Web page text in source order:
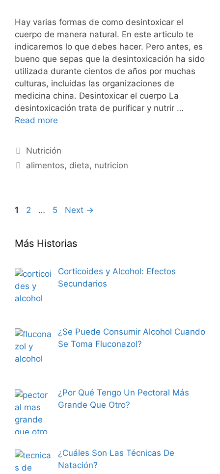
Hay varias formas de como desintoxicar el
cuerpo de manera natural. En este articulo te
indicaremos lo que debes hacer. Pero antes, es
bueno que sepas que la desintoxicación ha sido
utilizada durante cientos de años por muchas
culturas, incluidas las organizaciones de
medicina china. Desintoxicar el cuerpo La
desintoxicación trata de purificar y nutrir …
Read more
Categories
Nutrición
Tags
alimentos, dieta, nutricion
Page
1 Page
2 … Page
5 Next →
Más Historias
Corticoides y Alcohol: Efectos
Secundarios
¿Se Puede Consumir Alcohol Cuando
Se Toma Fluconazol?
¿Por Qué Tengo Un Pectoral Más
Grande Que Otro?
¿Cuáles Son Las Técnicas De
Natación?